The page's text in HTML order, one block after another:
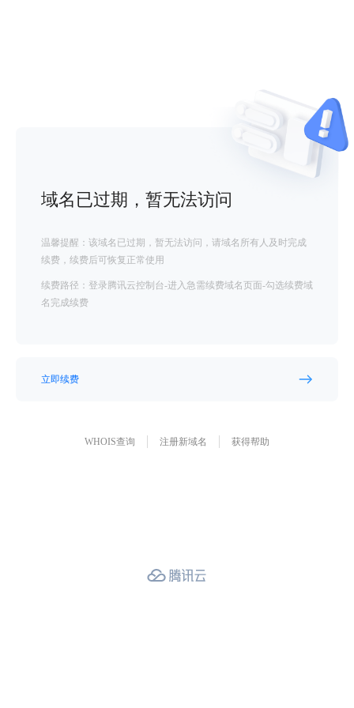
域名已过期，暂无法访问
温馨提醒：该域名已过期，暂无法访问，请域名所有人及时完成
续费，续费后可恢复正常使用
续费路径：登录腾讯云控制台-进入急需续费域名页面-勾选续费域
名完成续费
立即续费
WHOIS查询 注册新域名 获得帮助